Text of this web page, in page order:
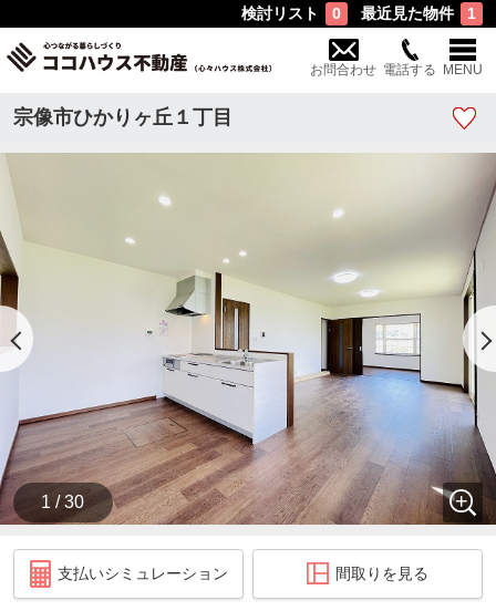
検討リスト 0 最近見た物件 1
お問合わせ 電話する MENU
宗像市ひかりヶ丘１丁目
1 / 30
支払いシミュレーション 間取りを見る